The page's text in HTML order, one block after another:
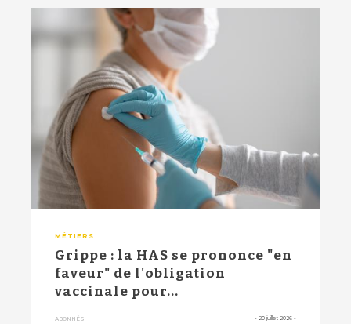
MÉTIERS
Grippe : la HAS se prononce "en
faveur" de l'obligation
vaccinale pour...
ABONNÉS - 20 juillet 2026 -